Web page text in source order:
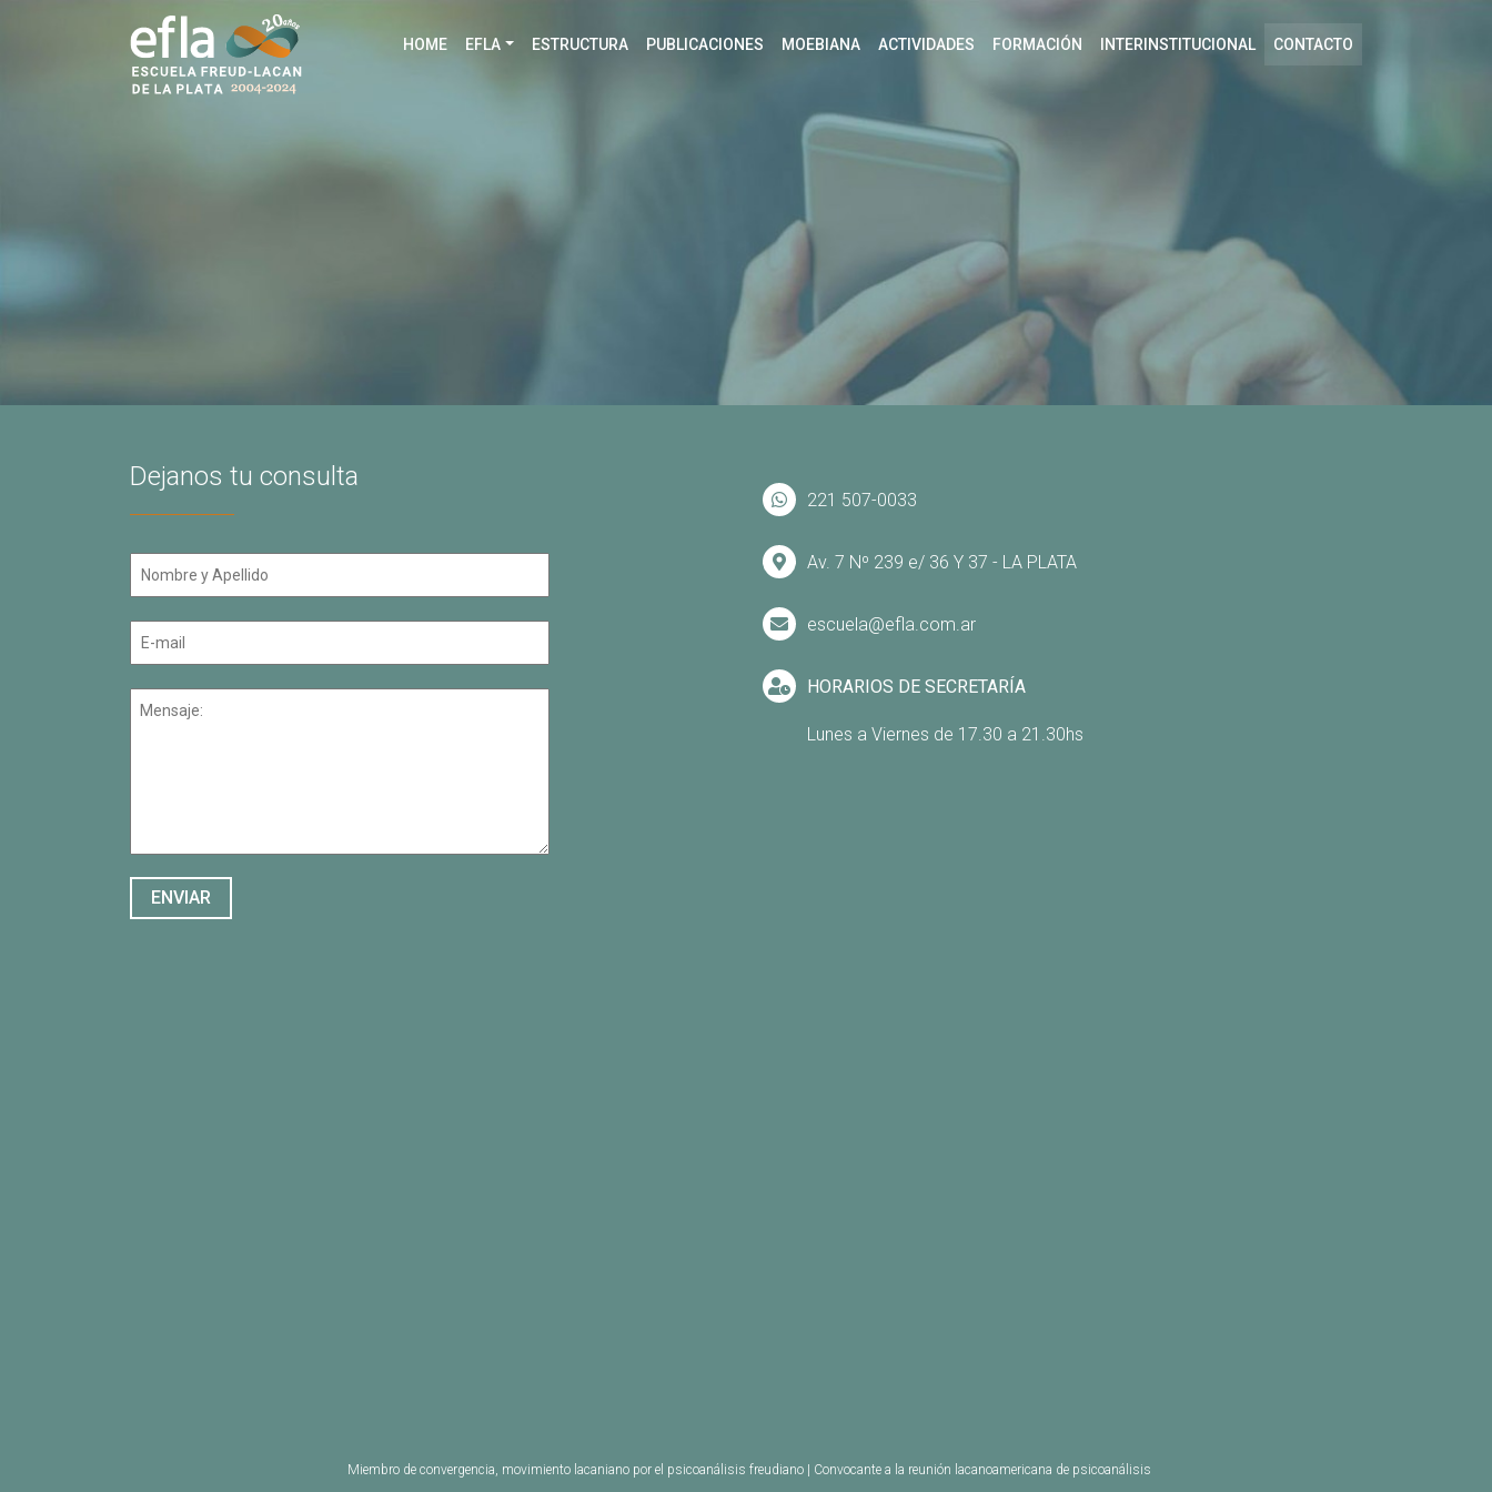
HOME EFLA ESTRUCTURA PUBLICACIONES MOEBIANA ACTIVIDADES FORMACIÓN INTERINSTITUCIONAL CONTACTO
Dejanos tu consulta
ENVIAR
221 507-0033
Av. 7 Nº 239 e/ 36 Y 37 - LA PLATA
escuela@efla.com.ar
HORARIOS DE SECRETARÍA
Lunes a Viernes de 17.30 a 21.30hs
Miembro de convergencia, movimiento lacaniano por el psicoanálisis freudiano | Convocante a la reunión lacanoamericana de psicoanálisis